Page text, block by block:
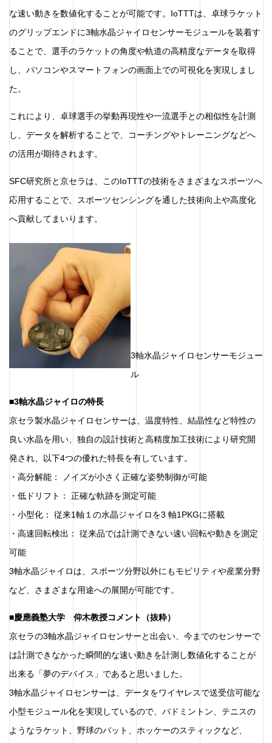
な速い動きを数値化することが可能です。IoTTTは、卓球ラケット
のグリップエンドに3軸水晶ジャイロセンサーモジュールを装着す
ることで、選手のラケットの角度や軌道の高精度なデータを取得
し、パソコンやスマートフォンの画面上での可視化を実現しまし
た。
これにより、卓球選手の挙動再現性や一流選手との相似性を計測
し、データを解析することで、コーチングやトレーニングなどへ
の活用が期待されます。
SFC研究所と京セラは、このIoTTTの技術をさまざまなスポーツへ
応用することで、スポーツセンシングを通した技術向上や高度化
へ貢献してまいります。
3軸水晶ジャイロセンサーモジュー
ル
■3軸水晶ジャイロの特長
京セラ製水晶ジャイロセンサーは、温度特性、結晶性など特性の
良い水晶を用い、独自の設計技術と高精度加工技術により研究開
発され、以下4つの優れた特長を有しています。
・高分解能： ノイズが小さく正確な姿勢制御が可能
・低ドリフト： 正確な軌跡を測定可能
・小型化： 従来1軸１の水晶ジャイロを3 軸1PKGに搭載
・高速回転検出： 従来品では計測できない速い回転や動きを測定
可能
3軸水晶ジャイロは、スポーツ分野以外にもモビリティや産業分野
など、さまざまな用途への展開が可能です。
■慶應義塾大学 仰木教授コメント（抜粋）
京セラの3軸水晶ジャイロセンサーと出会い、今までのセンサーで
は計測できなかった瞬間的な速い動きを計測し数値化することが
出来る「夢のデバイス」であると思いました。
3軸水晶ジャイロセンサーは、データをワイヤレスで送受信可能な
小型モジュール化を実現しているので、バドミントン、テニスの
ようなラケット、野球のバット、ホッケーのスティックなど、